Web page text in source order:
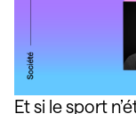
Et si le sport